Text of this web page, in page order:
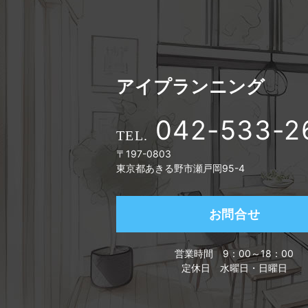
アイプランニング
042-533-
〒197-0803
東京都あきる野市瀬戸岡95-4
お問合せ
営業時間9：00～18：00
定休日 水曜日・日曜日